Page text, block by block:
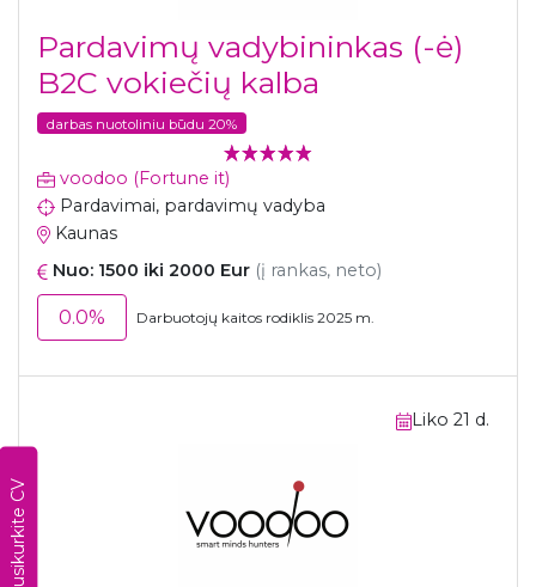
Susikurkite CV
Pardavimų vadybininkas (-ė)
B2C vokiečių kalba
darbas nuotoliniu būdu 20%
voodoo (Fortune it)
Pardavimai, pardavimų vadyba
Kaunas
Nuo: 1500 iki 2000 Eur (į rankas, neto)
0.0% Darbuotojų kaitos rodiklis 2025 m.
Liko 21 d.